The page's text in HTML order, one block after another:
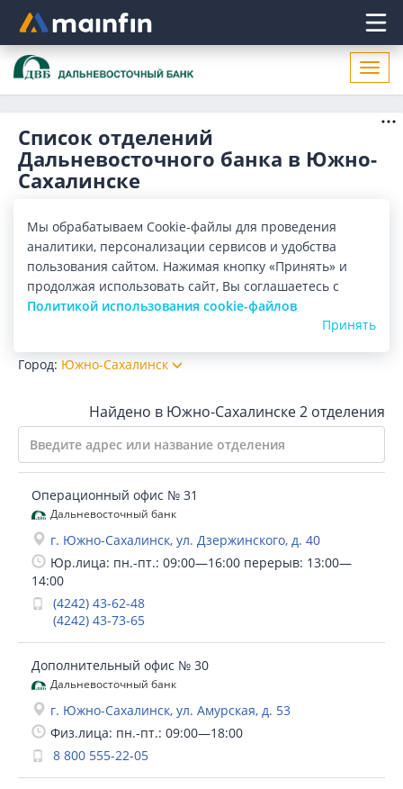
Главное меню
Список отделений
Дальневосточного банка в Южно-
Сахалинске
Сахалинске. Список адресов, поиск ближайшего
отделения Дальневосточного банка в Южно-Сахалинске
по адресу, названию. Часы работы, телефоны, контактные
данные.
Показать весь
Банкоматы
Список
Город: Южно-Сахалинск
Найдено в Южно-Сахалинске2 отделения
Операционный офис № 31
Дальневосточный банк
г. Южно-Сахалинск, ул. Дзержинского, д. 40
Юр.лица: пн.-пт.: 09:00—16:00 перерыв: 13:00—
14:00
(4242) 43-62-48
(4242) 43-73-65
Дополнительный офис № 30
Дальневосточный банк
г. Южно-Сахалинск, ул. Амурская, д. 53
Физ.лица: пн.-пт.: 09:00—18:00
8 800 555-22-05
Мы обрабатываем Cookie-файлы для проведения
аналитики, персонализации сервисов и удобства
пользования сайтом. Нажимая кнопку «Принять» и
продолжая использовать сайт, Вы соглашаетесь с
Политикой использования cookie-файлов
Принять